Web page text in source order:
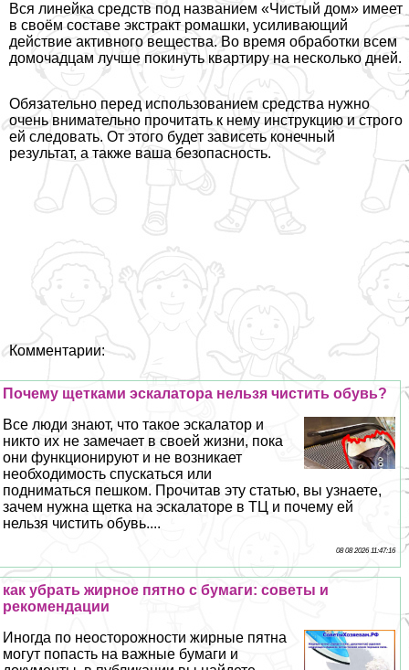
Вся линейка средств под названием «Чистый дом» имеет
в своём составе экстpaкт ромашки, усиливающий
действие активного вещества. Во время обработки всем
домочадцам лучше покинуть квартиру на несколько дней.
Обязательно перед использованием средства нужно
очень внимательно прочитать к нему инструкцию и строго
ей следовать. От этого будет зависеть конечный
результат, а также ваша безопасность.
Комментарии:
Почему щетками эскалатора нельзя чистить обувь?
Все люди знают, что такое эскалатор и
никто их не замечает в своей жизни, пока
они функционируют и не возникает
необходимость спускаться или
подниматься пешком. Прочитав эту статью, вы узнаете,
зачем нужна щетка на эскалаторе в ТЦ и почему ей
нельзя чистить обувь....
08 08 2026 11:47:16
как убрать жирное пятно с бумаги: советы и
рекомендации
Иногда по неосторожности жирные пятна
могут попасть на важные бумаги и